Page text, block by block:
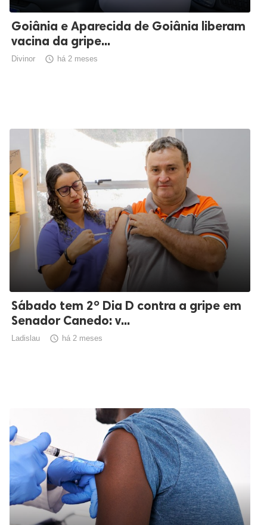
Goiânia e Aparecida de Goiânia liberam
vacina da gripe...
Divinor  há 2 meses
Sábado tem 2º Dia D contra a gripe em
Senador Canedo: v...
Ladislau  há 2 meses